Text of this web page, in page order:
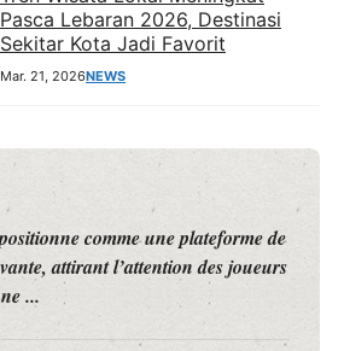
Pasca Lebaran 2026, Destinasi
Sekitar Kota Jadi Favorit
Mar. 21, 2026NEWS
comme une plateforme de
attirant l’attention des joueurs
...